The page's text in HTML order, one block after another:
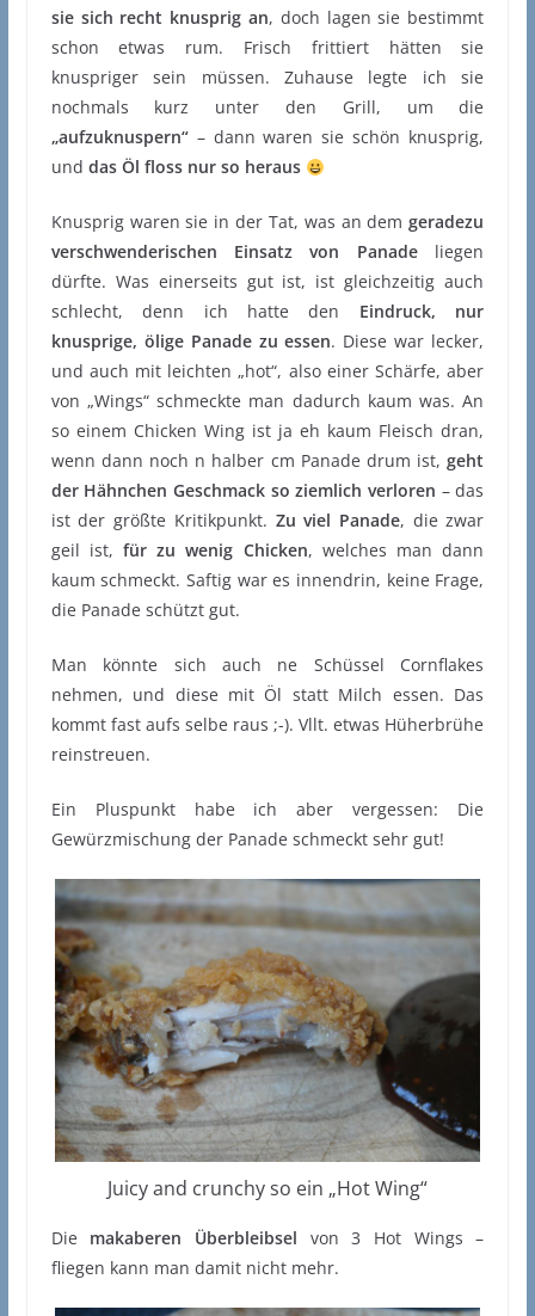
sie sich recht knusprig an, doch lagen sie bestimmt
schon etwas rum. Frisch frittiert hätten sie
knuspriger sein müssen. Zuhause legte ich sie
nochmals kurz unter den Grill, um die
„aufzuknuspern“– dann waren sie schön knusprig,
und das Öl floss nur so heraus
Knusprig waren sie in der Tat, was an demgeradezu
verschwenderischen Einsatz von Panadeliegen
dürfte. Was einerseits gut ist, ist gleichzeitig auch
schlecht, denn ich hatte den Eindruck, nur
knusprige, ölige Panade zu essen. Diese war lecker,
und auch mit leichten „hot“, also einer Schärfe, aber
von „Wings“ schmeckte man dadurch kaum was. An
so einem Chicken Wing ist ja eh kaum Fleisch dran,
wenn dann noch n halber cm Panade drum ist,geht
der Hähnchen Geschmack so ziemlich verloren – das
ist der größte Kritikpunkt. Zu viel Panade, die zwar
geil ist,für zu wenig Chicken, welches man dann
kaum schmeckt. Saftig war es innendrin, keine Frage,
die Panade schützt gut.
Man könnte sich auch ne Schüssel Cornflakes
nehmen, und diese mit Öl statt Milch essen. Das
kommt fast aufs selbe raus ;-). Vllt. etwas Hüherbrühe
reinstreuen.
Ein Pluspunkt habe ich aber vergessen: Die
Gewürzmischung der Panade schmeckt sehr gut!
Juicy and crunchy so ein „Hot Wing“
Die makaberen Überbleibsel von 3 Hot Wings –
fliegen kann man damit nicht mehr.